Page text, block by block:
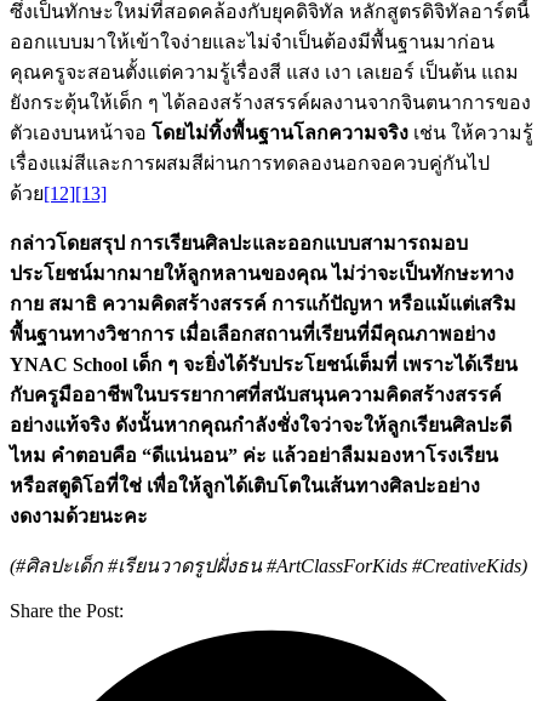
ซึ่งเป็นทักษะใหม่ที่สอดคล้องกับยุคดิจิทัล หลักสูตรดิจิทัลอาร์ตนี้
ออกแบบมาให้เข้าใจง่ายและไม่จำเป็นต้องมีพื้นฐานมาก่อน
คุณครูจะสอนตั้งแต่ความรู้เรื่องสี แสง เงา เลเยอร์ เป็นต้น แถม
ยังกระตุ้นให้เด็ก ๆ ได้ลองสร้างสรรค์ผลงานจากจินตนาการของ
ตัวเองบนหน้าจอ โดยไม่ทิ้งพื้นฐานโลกความจริง เช่น ให้ความรู้
เรื่องแม่สีและการผสมสีผ่านการทดลองนอกจอควบคู่กันไป
ด้วย[12][13]
กล่าวโดยสรุป การเรียนศิลปะและออกแบบสามารถมอบ
ประโยชน์มากมายให้ลูกหลานของคุณ ไม่ว่าจะเป็นทักษะทาง
กาย สมาธิ ความคิดสร้างสรรค์ การแก้ปัญหา หรือแม้แต่เสริม
พื้นฐานทางวิชาการ เมื่อเลือกสถานที่เรียนที่มีคุณภาพอย่าง
YNAC School เด็ก ๆ จะยิ่งได้รับประโยชน์เต็มที่ เพราะได้เรียน
กับครูมืออาชีพในบรรยากาศที่สนับสนุนความคิดสร้างสรรค์
อย่างแท้จริง ดังนั้นหากคุณกำลังชั่งใจว่าจะให้ลูกเรียนศิลปะดี
ไหม คำตอบคือ “ดีแน่นอน” ค่ะ แล้วอย่าลืมมองหาโรงเรียน
หรือสตูดิโอที่ใช่ เพื่อให้ลูกได้เติบโตในเส้นทางศิลปะอย่าง
งดงามด้วยนะคะ
(#ศิลปะเด็ก #เรียนวาดรูปฝั่งธน #ArtClassForKids #CreativeKids)
Share the Post: